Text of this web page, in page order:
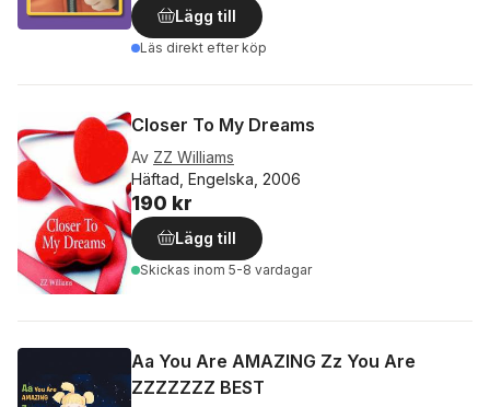
Lägg till
Läs direkt efter köp
Closer To My Dreams
Av ZZ Williams
Häftad, Engelska, 2006
190 kr
Lägg till
Skickas inom 5-8 vardagar
Aa You Are AMAZING Zz You Are
ZZZZZZZ BEST